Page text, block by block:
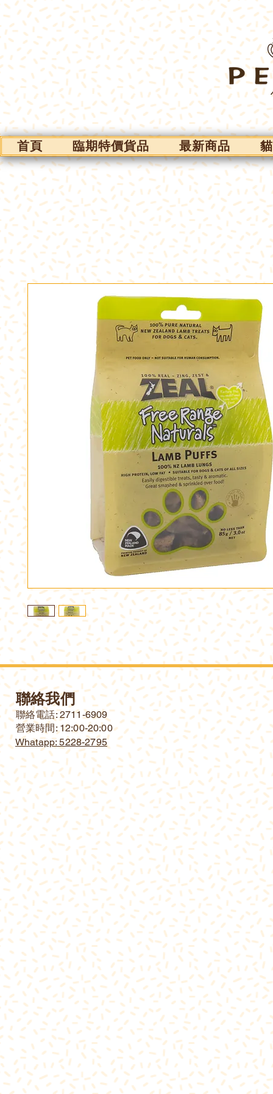
首頁 臨期特價貨品 最新商品
聯絡我們
​聯絡電話: 2711-6909
營業時間: 12:00-20:00
Whatapp: 5228-2795